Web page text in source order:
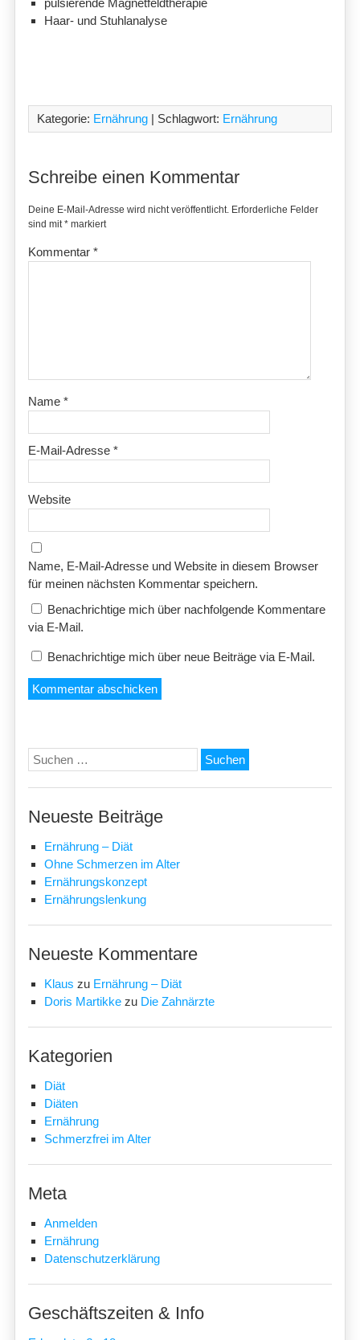
pulsierende Magnetfeldtherapie
Haar- und Stuhlanalyse
Kategorie: Ernährung | Schlagwort: Ernährung
Schreibe einen Kommentar
Deine E-Mail-Adresse wird nicht veröffentlicht. Erforderliche Felder
sind mit* markiert
Kommentar*
Name*
E-Mail-Adresse*
Website
Name, E-Mail-Adresse und Website in diesem Browser
für meinen nächsten Kommentar speichern.
Benachrichtige mich über nachfolgende Kommentare
via E-Mail.
Benachrichtige mich über neue Beiträge via E-Mail.
Suchen
nach:
Neueste Beiträge
Ernährung – Diät
Ohne Schmerzen im Alter
Ernährungskonzept
Ernährungslenkung
Neueste Kommentare
Klaus zu Ernährung – Diät
Doris Martikke zu Die Zahnärzte
Kategorien
Diät
Diäten
Ernährung
Schmerzfrei im Alter
Meta
Anmelden
Ernährung
Datenschutzerklärung
Geschäftszeiten & Info